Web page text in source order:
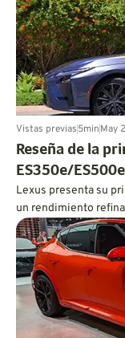
Vistas previas5minMay
Reseña de la
ES350e/
Lexus presenta su
un rendimiento
de autonomía.